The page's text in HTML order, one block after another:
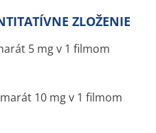
ZLOŽENIE
5 mg v 1 filmom
10 mg v 1 filmom